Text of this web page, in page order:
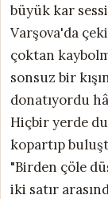
büyük kar
Varşova'da
çoktan
sonsuz bir
donatıyordu
Hiçbir yerde
kopartıp
"Birden çöle
iki satır